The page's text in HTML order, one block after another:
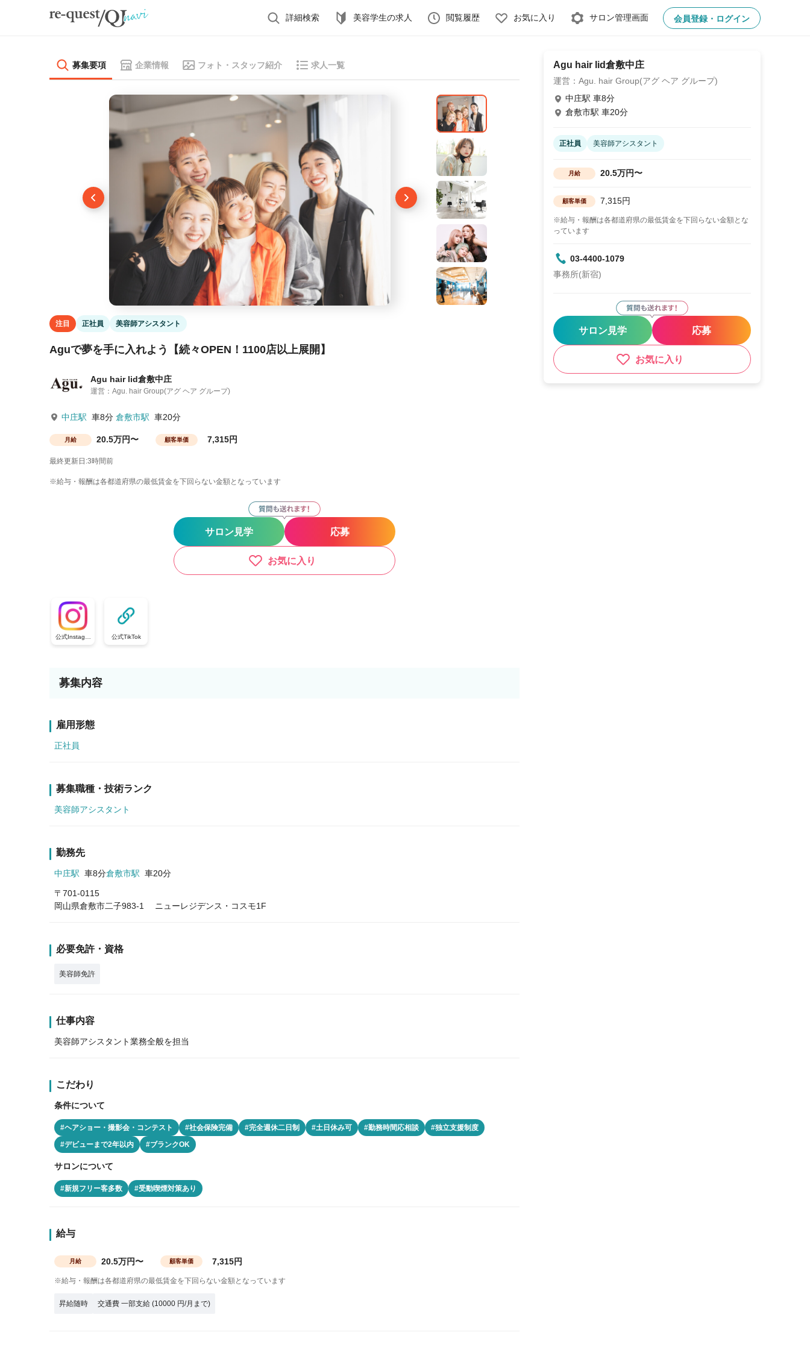
詳細検索 美容学生の求人 閲覧履歴 お気に入り サロン管理画面 会員登録・ログイン
募集要項 企業情報 フォト・スタッフ紹介 求人一覧
注目 正社員 美容師アシスタント
Aguで夢を手に入れよう【続々OPEN！1100店以上展開】
Agu hair lid倉敷中庄
運営：Agu. hair Group(アグ ヘア グループ)
中庄駅 車8分 倉敷市駅 車20分
月給 20.5万円〜 顧客単価 7,315円
最終更新日:3時間前
※給与・報酬は各都道府県の最低賃金を下回らない金額となっています
サロン見学 応募
お気に入り
公式Instagra
m
公式TikTok
募集内容
雇用形態
正社員
募集職種・技術ランク
美容師アシスタント
勤務先
中庄駅 車8分倉敷市駅 車20分
〒701-0115
岡山県倉敷市二子983-1 ニューレジデンス・コスモ1F
必要免許・資格
美容師免許
仕事内容
美容師アシスタント業務全般を担当
こだわり
条件について
#ヘアショー・撮影会・コンテスト #社会保険完備 #完全週休二日制 #土日休み可 #勤務時間応相談
#独立支援制度
#デビューまで2年以内
#ブランクOK
サロンについて
#新規フリー客多数 #受動喫煙対策あり
給与
月給 20.5万円〜 顧客単価 7,315円
※給与・報酬は各都道府県の最低賃金を下回らない金額となっています
昇給随時 交通費 一部支給 (10000 円/月まで)
Agu hair lid倉敷中庄
運営：Agu. hair Group(アグ ヘア グループ)
中庄駅 車8分
倉敷市駅 車20分
正社員 美容師アシスタント
月給 20.5万円〜
顧客単価 7,315円
※給与・報酬は各都道府県の最低賃金を下回らない金額とな
っています
03-4400-1079
事務所(新宿)
サロン見学 応募
お気に入り